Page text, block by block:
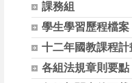
課務組
學生學習歷程檔案
十二年國教課程計
各組法規章則要點